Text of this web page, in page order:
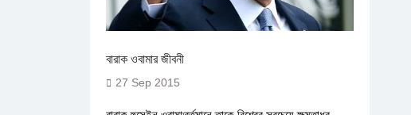
বারাক ওবামার জীবনী
27 Sep 2015